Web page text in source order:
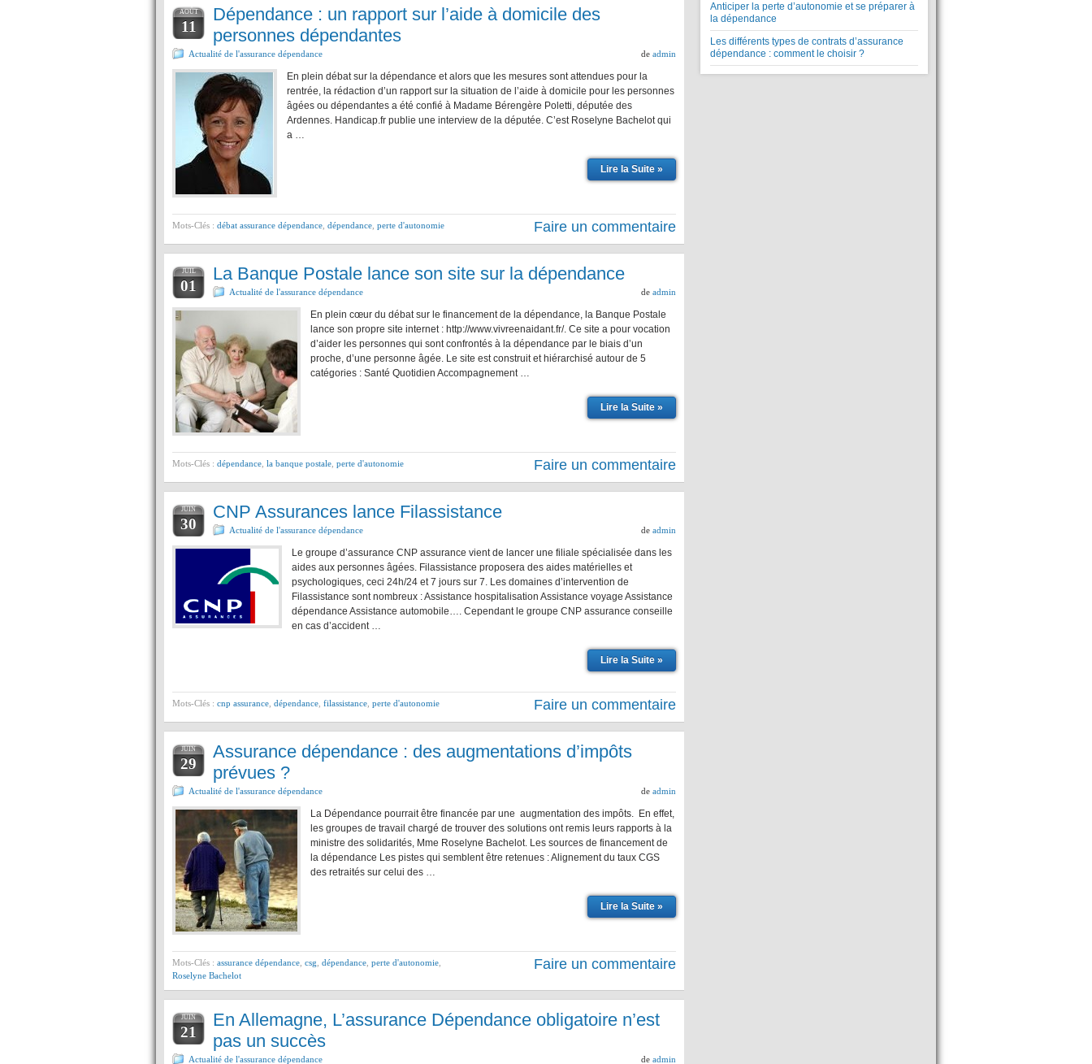
AOÛT
11
Dépendance : un rapport sur l’aide à domicile des
personnes dépendantes
Actualité de l'assurance dépendance de admin
En plein débat sur la dépendance et alors que les mesures sont attendues pour la
rentrée, la rédaction d’un rapport sur la situation de l’aide à domicile pour les personnes
âgées ou dépendantes a été confié à Madame Bérengère Poletti, députée des
Ardennes. Handicap.fr publie une interview de la députée. C’est Roselyne Bachelot qui
a …
Lire la Suite »
Mots-Clés : débat assurance dépendance dépendance perte d'autonomie Faire un commentaire
JUIL
01
La Banque Postale lance son site sur la dépendance
Actualité de l'assurance dépendance de admin
En plein cœur du débat sur le financement de la dépendance, la Banque Postale
lance son propre site internet : http://www.vivreenaidant.fr/. Ce site a pour vocation
d’aider les personnes qui sont confrontés à la dépendance par le biais d’un
proche, d’une personne âgée. Le site est construit et hiérarchisé autour de 5
catégories : Santé Quotidien Accompagnement …
Lire la Suite »
Mots-Clés : dépendance la banque postale perte d'autonomie Faire un commentaire
JUIN
30
CNP Assurances lance Filassistance
Actualité de l'assurance dépendance de admin
Le groupe d’assurance CNP assurance vient de lancer une filiale spécialisée dans les
aides aux personnes âgées. Filassistance proposera des aides matérielles et
psychologiques, ceci 24h/24 et 7 jours sur 7. Les domaines d’intervention de
Filassistance sont nombreux : Assistance hospitalisation Assistance voyage Assistance
dépendance Assistance automobile…. Cependant le groupe CNP assurance conseille
en cas d’accident …
Lire la Suite »
Mots-Clés : cnp assurance dépendance filassistance perte d'autonomie Faire un commentaire
JUIN
29
Assurance dépendance : des augmentations d’impôts
prévues ?
Actualité de l'assurance dépendance de admin
La Dépendance pourrait être financée par une augmentation des impôts. En effet,
les groupes de travail chargé de trouver des solutions ont remis leurs rapports à la
ministre des solidarités, Mme Roselyne Bachelot. Les sources de financement de
la dépendance Les pistes qui semblent être retenues : Alignement du taux CGS
des retraités sur celui des …
Lire la Suite »
Mots-Clés : assurance dépendance csg dépendance perte d'autonomie
Roselyne Bachelot
Faire un commentaire
JUIN
21
En Allemagne, L’assurance Dépendance obligatoire n’est
pas un succès
Actualité de l'assurance dépendance de admin
Anticiper la perte d’autonomie et se préparer à
la dépendance
Les différents types de contrats d’assurance
dépendance : comment le choisir ?